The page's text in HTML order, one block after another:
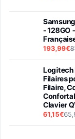
- 128GO
193,99€
Logitech
Filaires
Filaire,
Clavier
61,15€